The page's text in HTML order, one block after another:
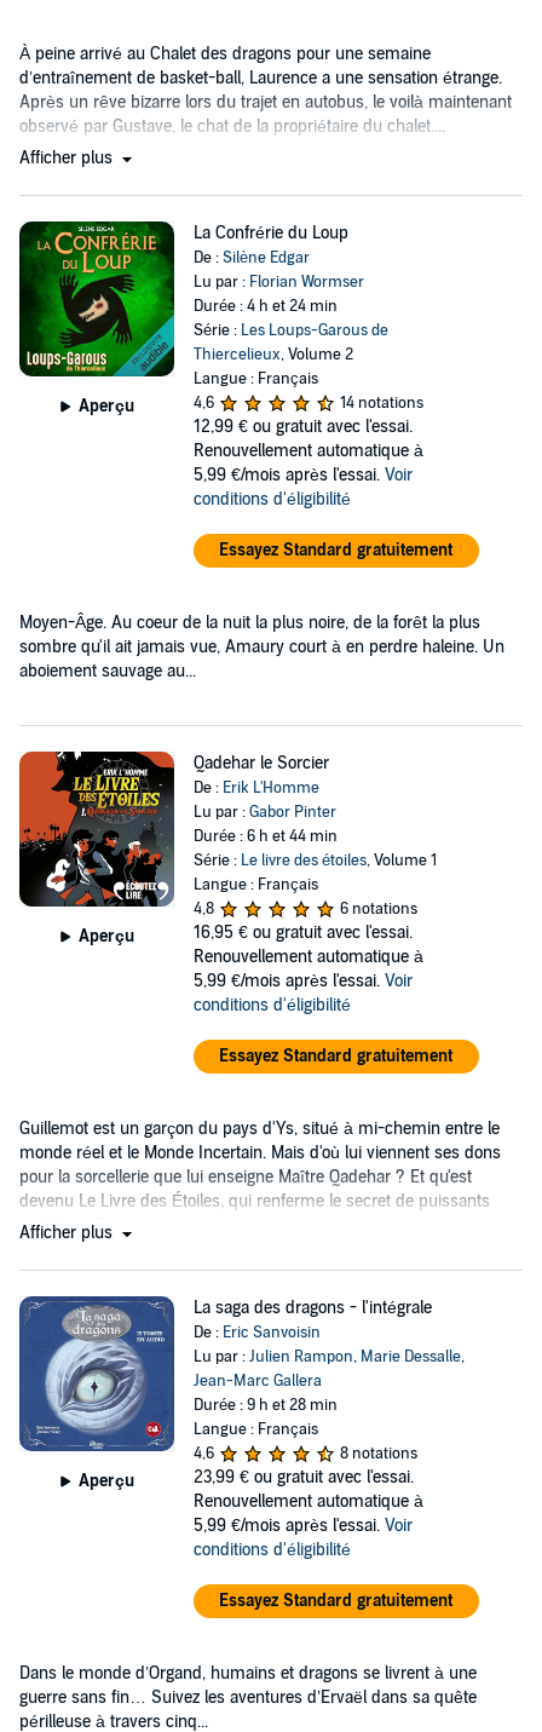
À peine arrivé au Chalet des dragons pour une semaine
d’entraînement de basket-ball, Laurence a une sensation étrange.
Après un rêve bizarre lors du trajet en autobus, le voilà maintenant
observé par Gustave, le chat de la propriétaire du chalet....
Afficher plus
Aperçu
La Confrérie du Loup
De :Silène Edgar
Lu par : Florian Wormser
Durée : 4 h et 24 min
Série : Les Loups-Garous de
Thiercelieux, Volume 2
Langue : Français
4,6
14 notations
12,99 € ou gratuit avec l'essai.
Renouvellement automatique à
5,99 €/mois après l'essai. Voir
conditions d'éligibilité
Essayez Standard gratuitement
Moyen-Âge. Au coeur de la nuit la plus noire, de la forêt la plus
sombre qu'il ait jamais vue, Amaury court à en perdre haleine. Un
aboiement sauvage au...
Aperçu
Qadehar le Sorcier
De : Erik L'Homme
Lu par :Gabor Pinter
Durée : 6 h et 44 min
Série : Le livre des étoiles, Volume 1
Langue : Français
4,8
6 notations
16,95 € ou gratuit avec l'essai.
Renouvellement automatique à
5,99 €/mois après l'essai. Voir
conditions d'éligibilité
Essayez Standard gratuitement
Guillemot est un garçon du pays d'Ys, situé à mi-chemin entre le
monde réel et le Monde Incertain. Mais d'où lui viennent ses dons
pour la sorcellerie que lui enseigne Maître Qadehar ? Et qu'est
devenu Le Livre des Étoiles, qui renferme le secret de puissants
sortilèges ?
Afficher plus
Aperçu
La saga des dragons - l'intégrale
De : Eric Sanvoisin
Lu par :Julien Rampon, Marie Dessalle,
Jean-Marc Gallera
Durée : 9 h et 28 min
Langue : Français
4,6
8 notations
23,99 € ou gratuit avec l'essai.
Renouvellement automatique à
5,99 €/mois après l'essai. Voir
conditions d'éligibilité
Essayez Standard gratuitement
Dans le monde d’Organd, humains et dragons se livrent à une
guerre sans fin… Suivez les aventures d’Ervaël dans sa quête
périlleuse à travers cinq...